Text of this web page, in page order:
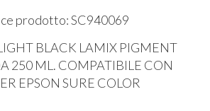
prodotto: SC940069
BLACK LAMIX PIGMENT
250 ML. COMPATIBILE CON
EPSON SURE COLOR